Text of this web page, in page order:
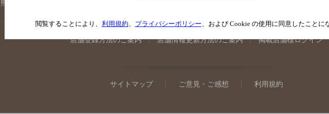
熊本県のバー検索
店舗登録方法のご案内 店舗情報更新方法のご案内 掲載店舗様ログイン
サイトマップ ご意見・ご感想 利用規約
閲覧することにより、 利用規約、 プライバシーポリシー、および Cookie の使用に同意したことに